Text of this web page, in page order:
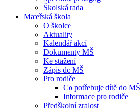
Školská rada
Mateřská škola
O školce
Aktuality
Kalendář akcí
Dokumenty MŠ
Ke stažení
Zápis do MŠ
Pro rodiče
Co potřebuje dítě do MŠ
Informace pro rodiče
Předškolní zralost